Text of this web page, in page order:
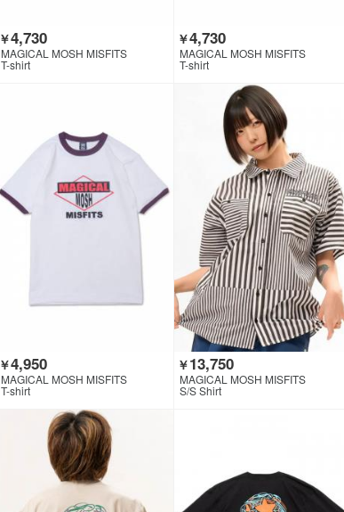
￥4,730
MAGICAL MOSH MISFITS
T-shirt
￥4,730
MAGICAL MOSH MISFITS
T-shirt
￥4,950
MAGICAL MOSH MISFITS
T-shirt
￥13,750
MAGICAL MOSH MISFITS
S/S Shirt